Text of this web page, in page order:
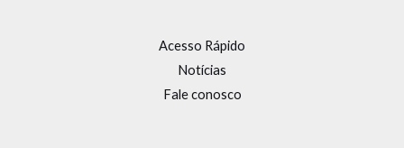
Acesso Rápido
Notícias
Fale conosco